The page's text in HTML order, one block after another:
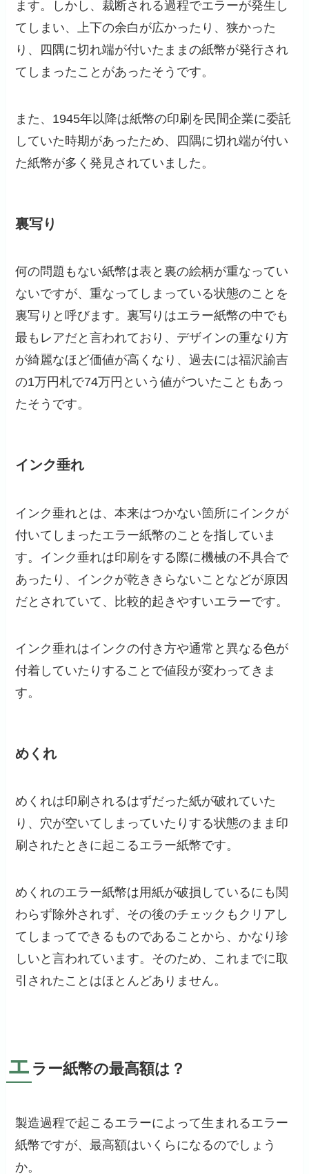
ます。しかし、裁断される過程でエラーが発生し
てしまい、上下の余白が広かったり、狭かった
り、四隅に切れ端が付いたままの紙幣が発行され
てしまったことがあったそうです。
また、1945年以降は紙幣の印刷を民間企業に委託
していた時期があったため、四隅に切れ端が付い
た紙幣が多く発見されていました。
裏写り
何の問題もない紙幣は表と裏の絵柄が重なってい
ないですが、重なってしまっている状態のことを
裏写りと呼びます。裏写りはエラー紙幣の中でも
最もレアだと言われており、デザインの重なり方
が綺麗なほど価値が高くなり、過去には福沢諭吉
の1万円札で74万円という値がついたこともあっ
たそうです。
インク垂れ
インク垂れとは、本来はつかない箇所にインクが
付いてしまったエラー紙幣のことを指していま
す。インク垂れは印刷をする際に機械の不具合で
あったり、インクが乾ききらないことなどが原因
だとされていて、比較的起きやすいエラーです。
インク垂れはインクの付き方や通常と異なる色が
付着していたりすることで値段が変わってきま
す。
めくれ
めくれは印刷されるはずだった紙が破れていた
り、穴が空いてしまっていたりする状態のまま印
刷されたときに起こるエラー紙幣です。
めくれのエラー紙幣は用紙が破損しているにも関
わらず除外されず、その後のチェックもクリアし
てしまってできるものであることから、かなり珍
しいと言われています。そのため、これまでに取
引されたことはほとんどありません。
エ ラー紙幣の最高額は？
製造過程で起こるエラーによって生まれるエラー
紙幣ですが、最高額はいくらになるのでしょう
か。